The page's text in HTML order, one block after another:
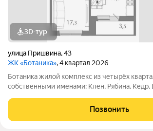
3D-тур
улица Пришвина,43
ЖК «Ботаника», 4 квартал 2026
Ботаника жилой комплекс из четырёх кварталов с
собственными именами: Клен, Рябина, Кедр,
розе ветров, природному ландшафту вокруг
проекта и качественному озеленению
Позвонить